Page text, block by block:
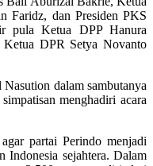
Faridz, dan Presiden PKS
pula Ketua DPP Hanura
DPR Setya Novanto
dalam sambutanya
menghadiri acara
partai Perindo menjadi
Indonesia sejahtera. Dalam